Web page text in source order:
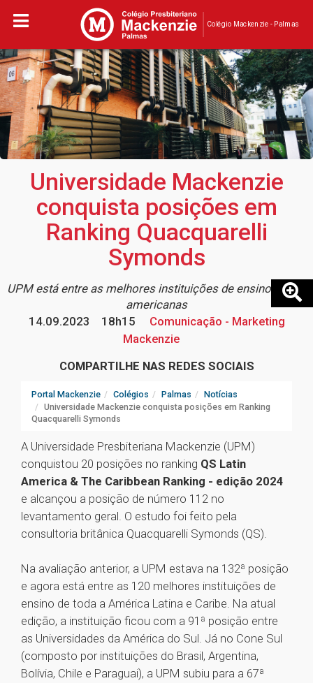
Colégio Mackenzie - Palmas
Universidade Mackenzie
conquista posições em
Ranking Quacquarelli
Symonds
UPM está entre as melhores instituições de ensino latino-
americanas
14.09.2023
18h15
Comunicação - Marketing
Mackenzie
COMPARTILHE NAS REDES SOCIAIS
Portal Mackenzie Colégios Palmas
Notícias
Universidade Mackenzie conquista posições em Ranking
Quacquarelli Symonds
A Universidade Presbiteriana Mackenzie (UPM)
conquistou 20 posições no ranking QS Latin
America & The Caribbean Ranking - edição 2024
e alcançou a posição de número 112 no
levantamento geral. O estudo foi feito pela
consultoria britânica Quacquarelli Symonds (QS).
Na avaliação anterior, a UPM estava na 132ª posição
e agora está entre as 120 melhores instituições de
ensino de toda a América Latina e Caribe. Na atual
edição, a instituição ficou com a 91ª posição entre
as Universidades da América do Sul. Já no Cone Sul
(composto por instituições do Brasil, Argentina,
Bolívia, Chile e Paraguai), a UPM subiu para a 67ª